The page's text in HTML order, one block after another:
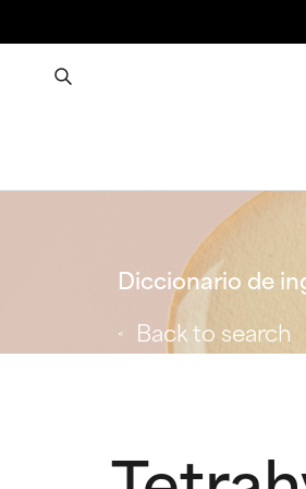
Diccionario de
Back to search